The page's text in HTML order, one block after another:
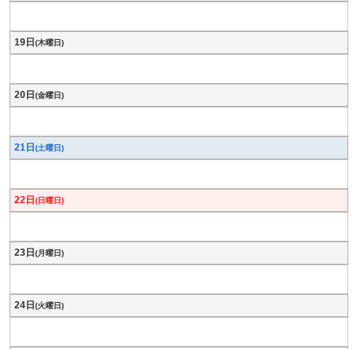
19日 (木曜日)
20日 (金曜日)
21日 (土曜日)
22日 (日曜日)
23日 (月曜日)
24日 (火曜日)